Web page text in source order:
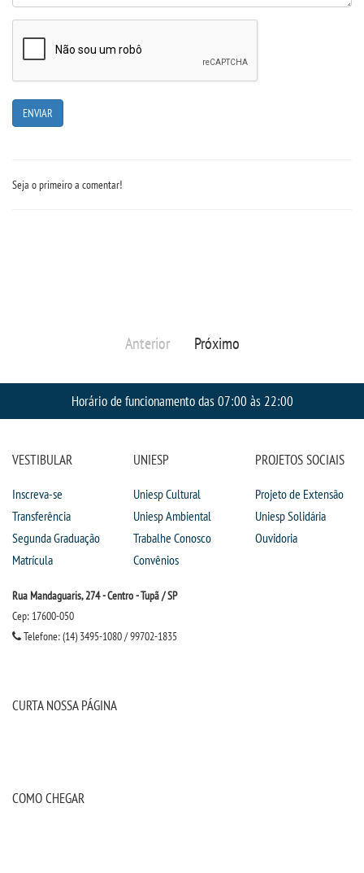
Seja o primeiro a comentar!
Anterior Próximo
Horário de funcionamento das 07:00 às 22:00
VESTIBULAR
Inscreva-se
Transferência
Segunda Graduação
Matrícula
UNIESP
Uniesp Cultural
Uniesp Ambiental
Trabalhe Conosco
Convênios
PROJETOS SOCIAIS
Projeto de Extensão
Uniesp Solidária
Ouvidoria
Rua Mandaguaris, 274 - Centro - Tupã / SP
Cep: 17600-050
Telefone: (14) 3495-1080 / 99702-1835
CURTA NOSSA PÁGINA
COMO CHEGAR